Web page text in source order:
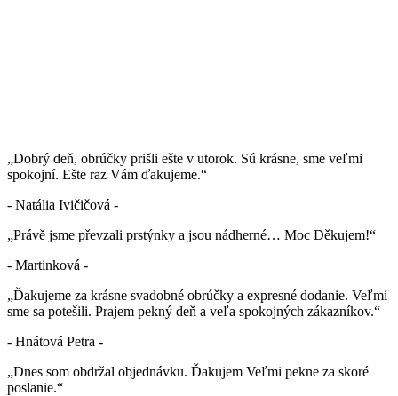
„Dobrý deň, obrúčky prišli ešte v utorok. Sú krásne, sme veľmi
spokojní. Ešte raz Vám ďakujeme.“
- Natália Ivičičová -
„Právě jsme převzali prstýnky a jsou nádherné… Moc Děkujem!“
- Martinková -
„Ďakujeme za krásne svadobné obrúčky a expresné dodanie. Veľmi
sme sa potešili. Prajem pekný deň a veľa spokojných zákazníkov.“
- Hnátová Petra -
„Dnes som obdržal objednávku. Ďakujem Veľmi pekne za skoré
poslanie.“